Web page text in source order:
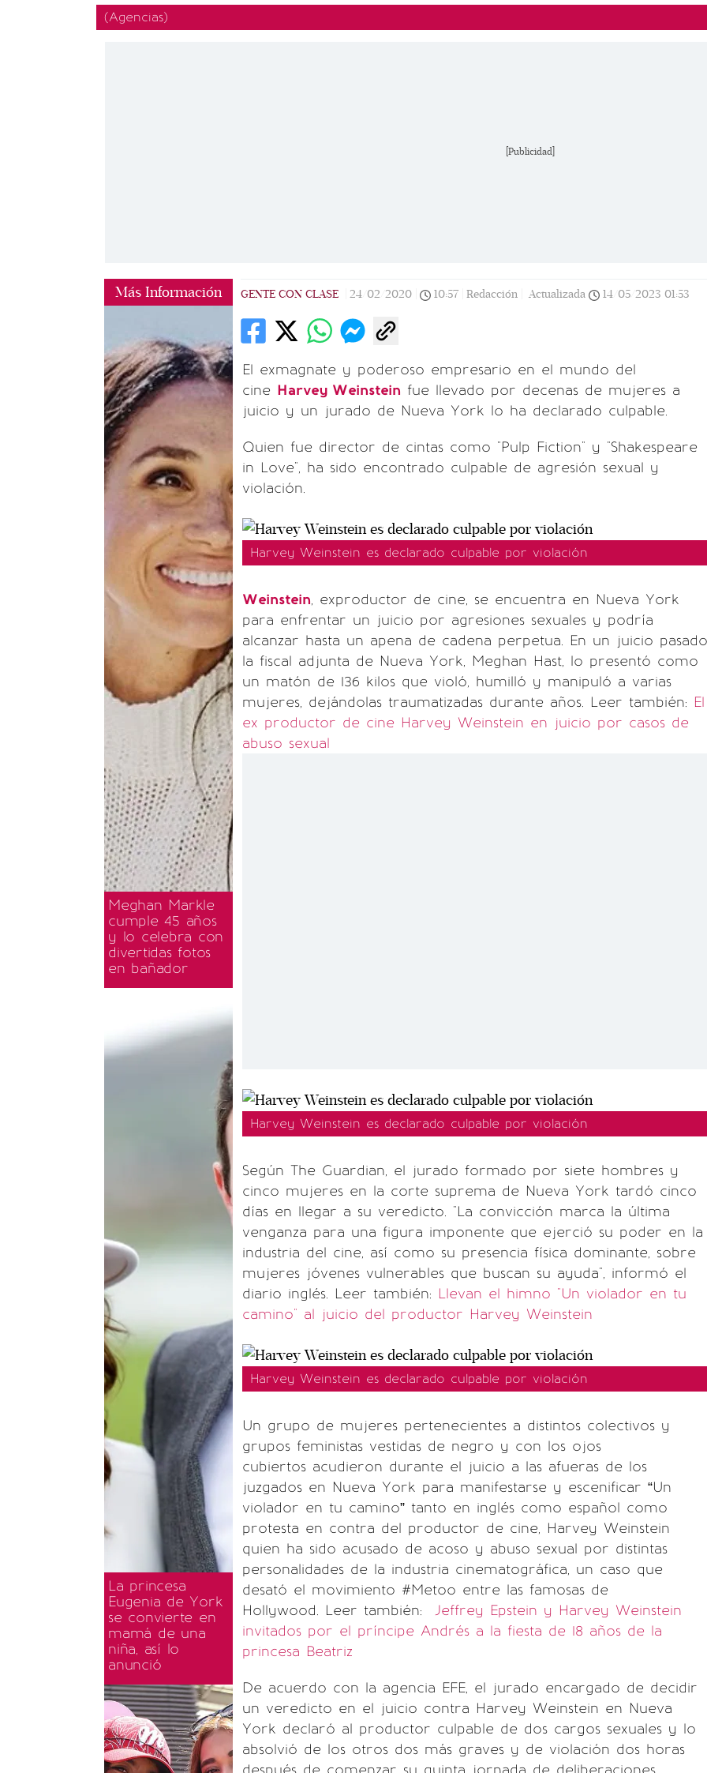
(Agencias)
[Publicidad]
Más Información
Meghan Markle
cumple 45 años
y lo celebra con
divertidas fotos
en bañador
La princesa
Eugenia de York
se convierte en
mamá de una
niña, así lo
anunció
GENTE CON CLASE 24/02/2020 10:57 Redacción | Actualizada 14/05/2023 01:53
El exmagnate y poderoso empresario en el mundo del
cine Harvey Weinstein fue llevado por decenas de mujeres a
juicio y un jurado de Nueva York lo ha declarado culpable.
Quien fue director de cintas como "Pulp Fiction" y "Shakespeare
in Love", ha sido encontrado culpable de agresión sexual y
violación.
Harvey Weinstein es declarado culpable por violación
Weinstein, exproductor de cine, se encuentra en Nueva York
para enfrentar un juicio por agresiones sexuales y podría
alcanzar hasta un apena de cadena perpetua. En un juicio
la fiscal adjunta de Nueva York, Meghan Hast, lo presentó como
un matón de 136 kilos que violó, humilló y manipuló a varias
mujeres, dejándolas traumatizadas durante años. Leer también: El
ex productor de cine Harvey Weinstein en juicio por casos de
abuso sexual
Harvey Weinstein es declarado culpable por violación
Según The Guardian, el jurado formado por siete hombres y
cinco mujeres en la corte suprema de Nueva York tardó cinco
días en llegar a su veredicto. "La convicción marca la última
venganza para una figura imponente que ejerció su poder en la
industria del cine, así como su presencia física dominante, sobre
mujeres jóvenes vulnerables que buscan su ayuda", informó el
diario inglés. Leer también: Llevan el himno "Un violador en tu
camino" al juicio del productor Harvey Weinstein
Harvey Weinstein es declarado culpable por violación
Un grupo de mujeres pertenecientes a distintos colectivos y
grupos feministas vestidas de negro y con los ojos
cubiertos acudieron durante el juicio a las afueras de los
juzgados en Nueva York para manifestarse y escenificar “Un
violador en tu camino” tanto en inglés como español como
protesta en contra del productor de cine, Harvey Weinstein
quien ha sido acusado de acoso y abuso sexual por distintas
personalidades de la industria cinematográfica, un caso que
desató el movimiento #Metoo entre las famosas de
Hollywood. Leer también:
Jeffrey Epstein y Harvey Weinstein
invitados por el príncipe Andrés a la fiesta de 18 años de la
princesa Beatriz
De acuerdo con la agencia EFE, el jurado encargado de decidir
un veredicto en el juicio contra Harvey Weinstein en Nueva
York declaró al productor culpable de dos cargos sexuales y lo
absolvió de los otros dos más graves y de violación dos horas